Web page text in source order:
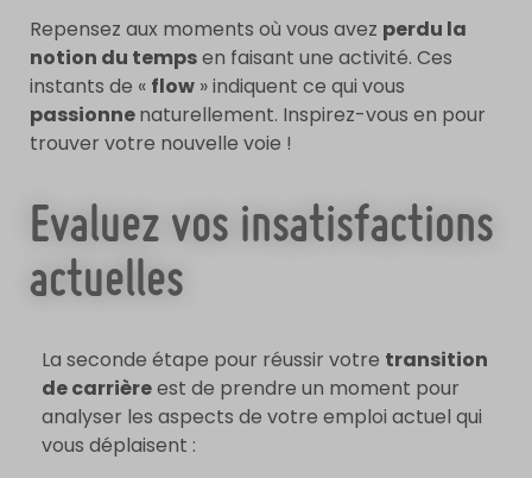
Repensez aux moments où vous avez perdu la
notion du tempsen faisant une activité. Ces
instants de « flow » indiquent ce qui vous
passionnenaturellement. Inspirez-vous en pour
trouver votre nouvelle voie !
Evaluez vos insatisfactions
actuelles
La seconde étape pour réussir votre transition
de carrièreest de prendre un moment pour
analyser les aspects de votre emploi actuel qui
vous déplaisent :